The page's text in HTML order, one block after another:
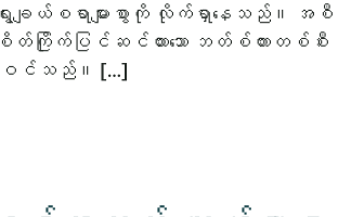
ေးချယ်စရာများစွာကို လိုက်ရှာနေသည်။ အစီ
ြိုက်ပြင်ဆင်ထားသော ဘတ်စ်ကားတစ်စီး
ဝင်သည်။ […]